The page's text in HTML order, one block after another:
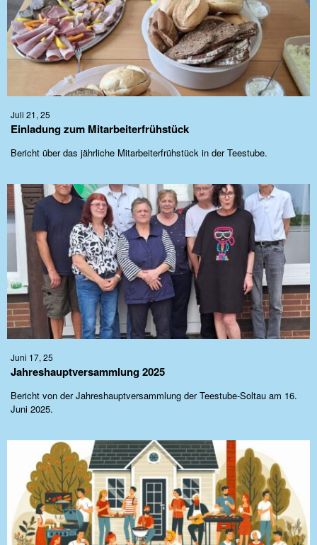
Juli 21, 25
Einladung zum Mitarbeiterfrühstück
Bericht über das jährliche Mitarbeiterfrühstück in der Teestube.
Juni 17, 25
Jahreshauptversammlung 2025
Bericht von der Jahreshauptversammlung der Teestube-Soltau am 16.
Juni 2025.